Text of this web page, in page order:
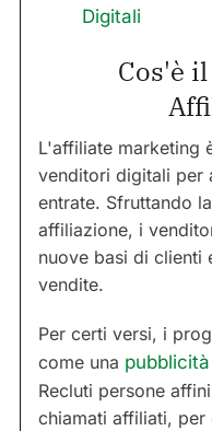
Digitali
Cos'è
L'affiliate marketing
venditori digitali per
entrate. Sfruttando
affiliazione, i
nuove basi di clienti
vendite.
Per certi versi, i
come una
Recluti persone
chiamati affiliati,